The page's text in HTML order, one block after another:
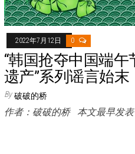
2022年7月12日 0
“韩国抢夺中国端午
遗产”系列谣言始末
By 破破的桥
作者：破破的桥 本文最早发表